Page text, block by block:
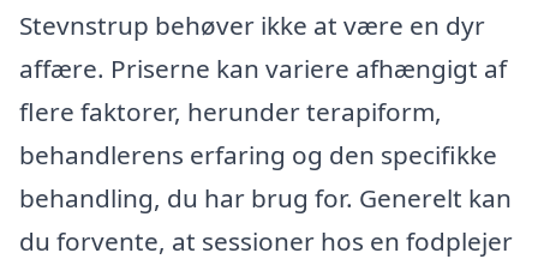
Stevnstrup behøver ikke at være en dyr
affære. Priserne kan variere afhængigt af
flere faktorer, herunder terapiform,
behandlerens erfaring og den specifikke
behandling, du har brug for. Generelt kan
du forvente, at sessioner hos en fodplejer